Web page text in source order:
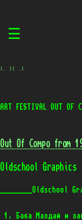
content
☰
(. )( .)
ART FESTIVAL OUT OF
Out Of Compo from
Oldschool Graphics
________Oldschool
1. Баба Маздай и